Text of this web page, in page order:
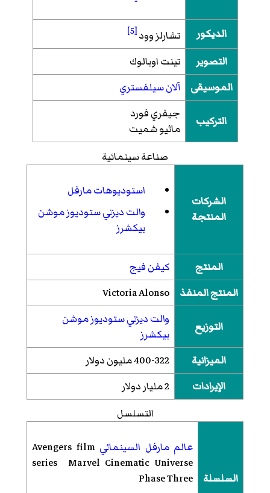
الديكور تشارلز وود[5]
التصوير
تينت اوبالوك
الموسيقى
آلان سيلفستري
التركيب
جيفري فورد
ماثيو شميت
صناعة سينمائية
الشركات
المنتجة
استوديوهات مارفل
والت ديزني ستوديوز موشن
بيكشرز
المنتج
كيفن فيج
المنتج المنفذ
Victoria Alonso
التوزيع
والت ديزني ستوديوز موشن
بيكشرز
الميزانية
400-322 مليون دولار
الإيرادات
2 مليار دولار
التسلسل
السلسلة
عالم مارفل السينمائي Avengers film
series Marvel Cinematic Universe
Phase Three